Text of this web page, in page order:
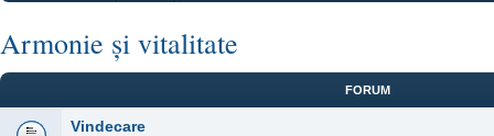
Armonie și vitalitate
FORUM
Vindecare